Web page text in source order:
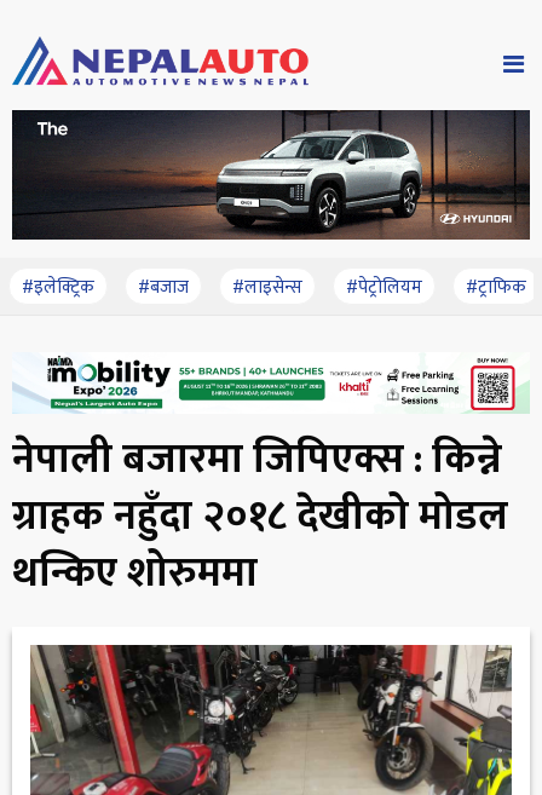
#इलेक्ट्रिक #बजाज #लाइसेन्स #पेट्रोलियम #ट्राफिक
नेपाली बजारमा जिपिएक्स : किन्ने
ग्राहक नहुँदा २०१८ देखीको मोडल
थन्किए शोरुममा